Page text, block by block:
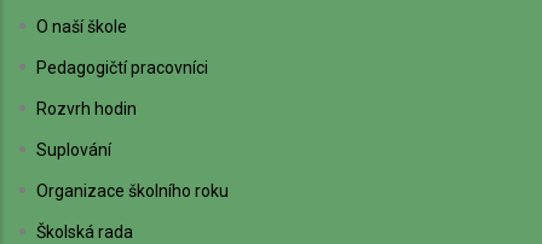
O naší škole
Pedagogičtí pracovníci
Rozvrh hodin
Suplování
Organizace školního roku
Školská rada